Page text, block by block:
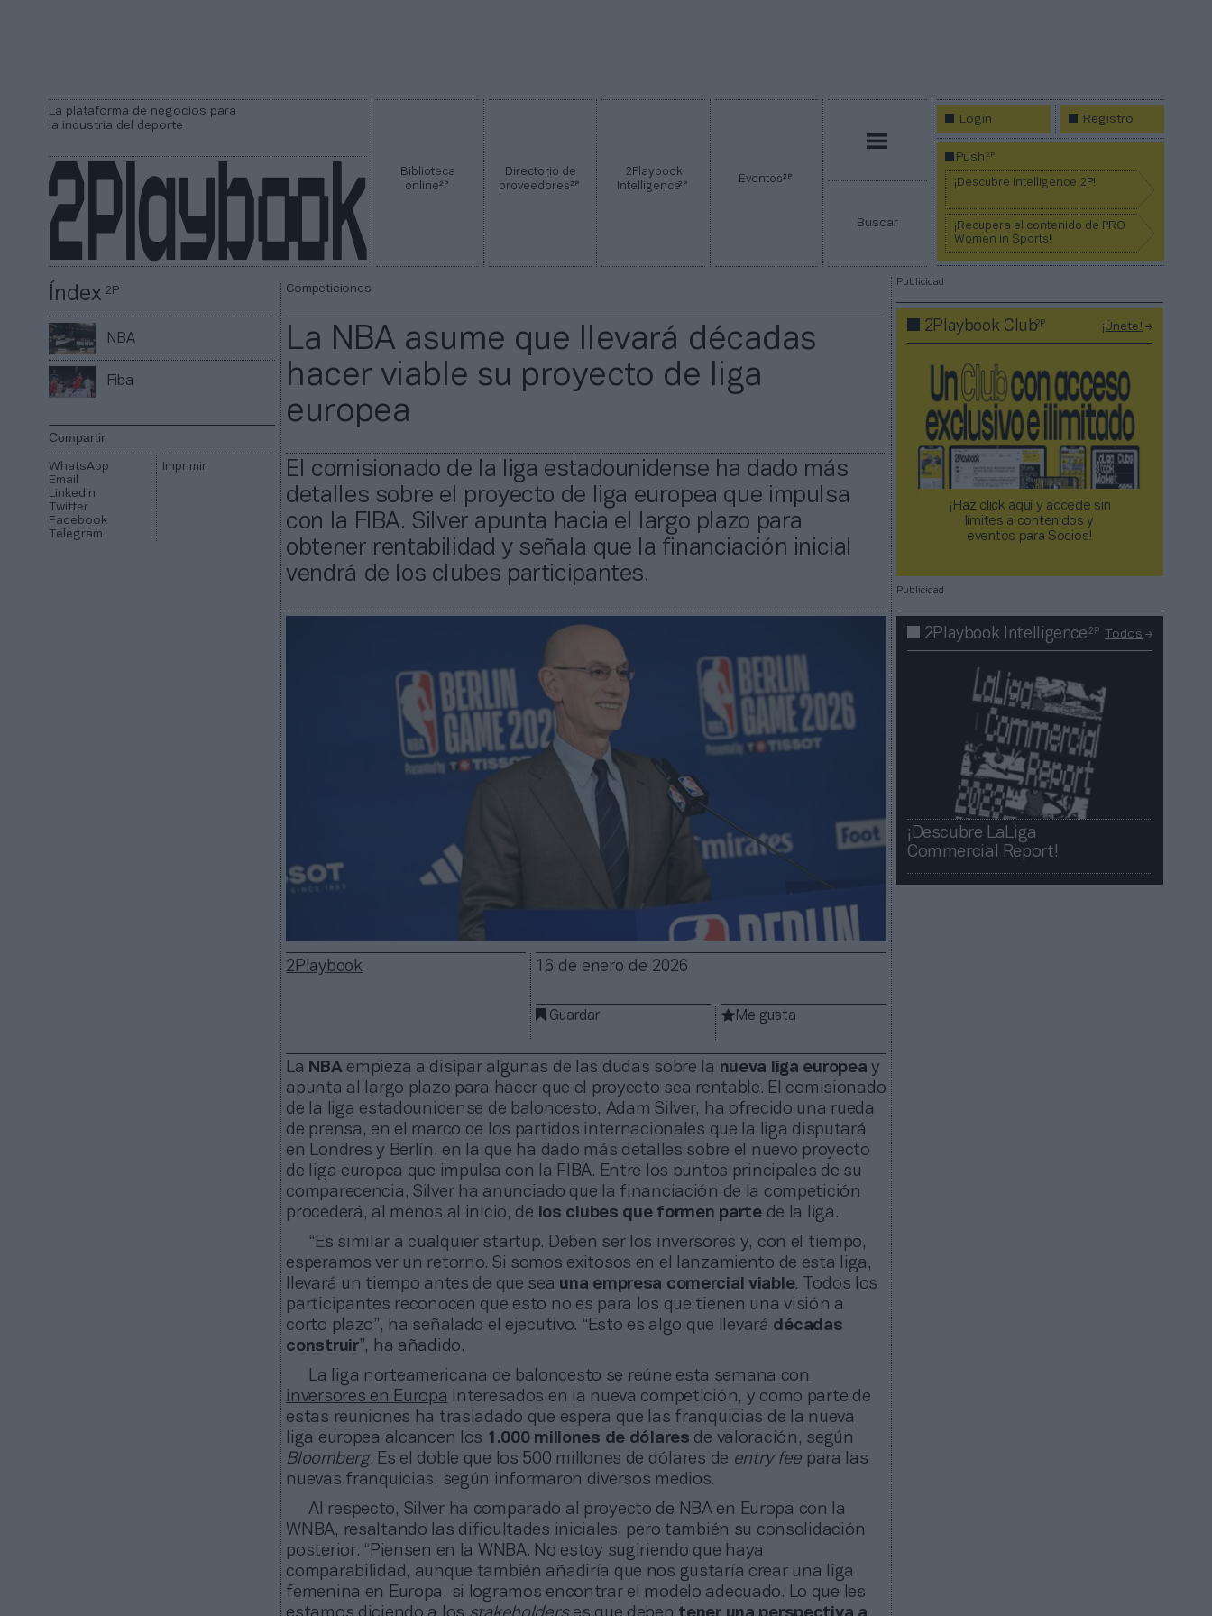
La plataforma de negocios para
la industria del deporte
Biblioteca
online2P
Directorio de
proveedores2P
2Playbook
Intelligence2P Eventos2P
Buscar
Login Registro
Push2P
¡Descubre Intelligence 2P!
¡Recupera el contenido de PRO
Women in Sports!
Índex2P
NBA
Fiba
Compartir
WhatsApp
Email
Linkedin
Twitter
Facebook
Telegram
Imprimir
Competiciones
La NBA asume que llevará décadas
hacer viable su proyecto de liga
europea
El comisionado de la liga estadounidense ha dado más
detalles sobre el proyecto de liga europea que impulsa
con la FIBA. Silver apunta hacia el largo plazo para
obtener rentabilidad y señala que la financiación inicial
vendrá de los clubes participantes.
2Playbook 16 de enero de 2026
Guardar Me gusta
La NBAempieza a disipar algunas de las dudas sobre la nueva liga europea y
apunta al largo plazo para hacer que el proyecto sea rentable. El comisionado
de la liga estadounidense de baloncesto, Adam Silver, ha ofrecido una rueda
de prensa, en el marco de los partidos internacionales que la liga disputará
en Londres y Berlín, en la que ha dado más detalles sobre el nuevo proyecto
de liga europea que impulsa con la FIBA. Entre los puntos principales de su
comparecencia, Silver ha anunciado que la financiación de la competición
procederá, al menos al inicio, de
los clubes que formen partede la liga.
“Es similar a cualquier startup. Deben ser los inversores y, con el tiempo,
esperamos ver un retorno. Si somos exitosos en el lanzamiento de esta liga,
llevará un tiempo antes de que sea una empresa comercial viable. Todos los
participantes reconocen que esto no es para los que tienen una visión a
corto plazo”, ha señalado el ejecutivo. “Esto es algo que llevará décadas
construir”, ha añadido.
La liga norteamericana de baloncesto se reúne esta semana con
inversores en Europa interesados en la nueva competición, y como parte de
estas reuniones ha trasladado que espera que las franquicias de la nueva
liga europea alcancen los 1.000 millones de dólares de valoración, según
Bloomberg. Es el doble que los 500 millones de dólares de entry fee para las
nuevas franquicias, según informaron diversos medios.
Al respecto, Silver ha comparado al proyecto de NBA en Europa con la
WNBA, resaltando las dificultades iniciales, pero también su consolidación
posterior. “Piensen en la WNBA. No estoy sugiriendo que haya
comparabilidad, aunque también añadiría que nos gustaría crear una liga
femenina en Europa, si logramos encontrar el modelo adecuado. Lo que les
Publicidad
2Playbook Club2P ¡Únete!
¡Haz click aquí y accede sin
límites a contenidos y
eventos para Socios!​​​​​​​
Publicidad
2Playbook Intelligence2P Todos
¡Descubre LaLiga
Commercial Report!​​